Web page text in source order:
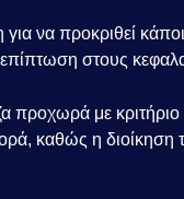
να προκριθεί
στους
προχωρά με
καθώς η